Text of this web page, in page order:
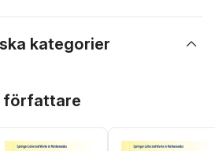
kategorier
författare